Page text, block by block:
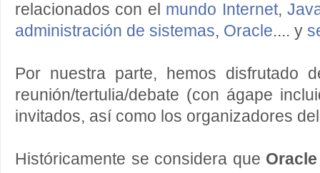
relacionados con el mundo Internet,
administración de sistemas, Oracle.... y
Por nuestra parte, hemos disfrutado
reunión/tertulia/debate (con ágape
invitados, así como los organizadores
Históricamente se considera que